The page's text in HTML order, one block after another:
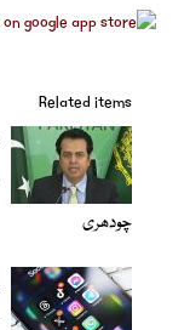
Related items
چودھری